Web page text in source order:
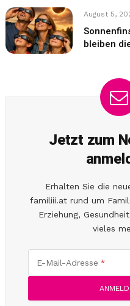
August 5,
bleiben
Jetzt zum
Erhalten Sie die
familiii.at rund um
Erziehung,
vieles
E-Mail-Adresse